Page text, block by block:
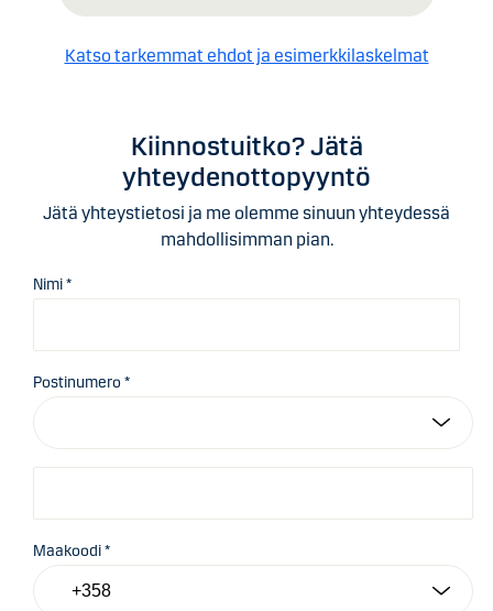
Katso tarkemmat ehdot ja esimerkkilaskelmat
Kiinnostuitko? Jätä
yhteydenottopyyntö
Jätä yhteystietosi ja me olemme sinuun yhteydessä
mahdollisimman pian.
Nimi *
Postinumero *
Maakoodi *